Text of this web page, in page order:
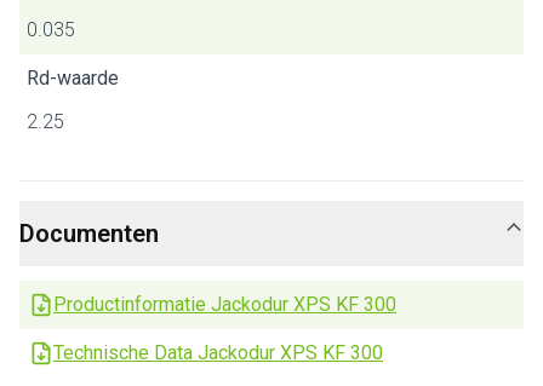
0.035
Rd-waarde
2.25
Documenten
Productinformatie Jackodur XPS KF 300
Technische Data Jackodur XPS KF 300